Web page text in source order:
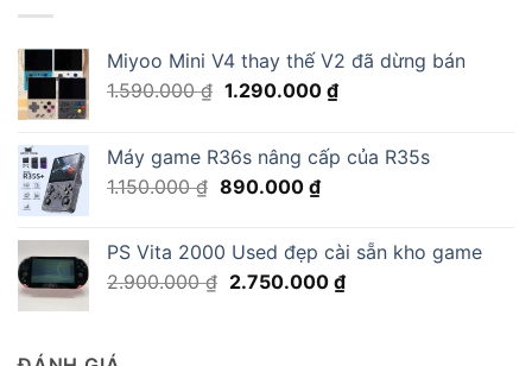
Miyoo Mini V4 thay thế V2 đã dừng bán
1.590.000₫ Giá
1.590.000 ₫.
1.290.000 ₫Giá
là:
Máy game R36s nâng cấp của R35s
1.150.000₫ Giá
1.150.000 ₫.
890.000 ₫Giá
là:
890.000 ₫.
PS Vita 2000 Used đẹp cài sẵn kho game
2.900.000₫ Giá
2.750.000 ₫Giá